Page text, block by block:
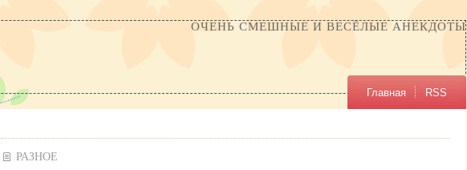
ОЧЕНЬ СМЕШНЫЕ И ВЕСЁЛЫЕ АНЕКДОТЫ
Главная RSS
РАЗНОЕ